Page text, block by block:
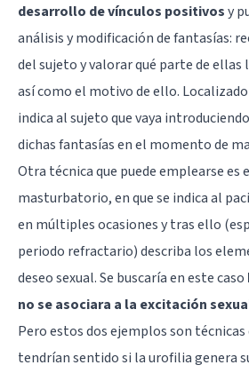
desarrollo de vínculos positivosy
análisis y modificación de fantasías:
del sujeto y valorar qué parte de
así como el motivo de ello.
indica al sujeto que vaya
dichas fantasías en el momento de
Otra técnica que puede emplearse
masturbatorio, en que se indica al
en múltiples ocasiones y tras ello
periodo refractario) describa los
deseo sexual. Se buscaría en este caso
no se asociara a la excitación
Pero estos dos ejemplos son
tendrían sentido si la urofilia genera